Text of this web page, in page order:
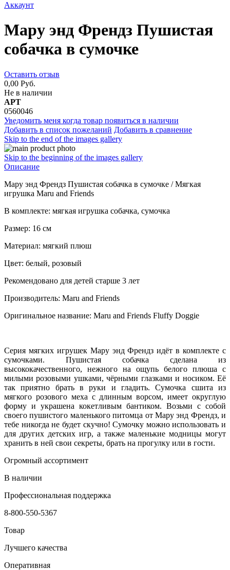
Аккаунт
Мару энд Френдз Пушистая
собачка в сумочке
Оставить отзыв
0,00 Руб.
Не в наличии
АРТ
0560046
Уведомить меня когда товар появиться в наличии
Добавить в список пожеланий Добавить в сравнение
Skip to the end of the images gallery
Skip to the beginning of the images gallery
Описание
Мару энд Френдз Пушистая собачка в сумочке / Мягкая
игрушка Maru and Friends
В комплекте: мягкая игрушка собачка, сумочка
Размер: 16 см
Материал: мягкий плюш
Цвет: белый, розовый
Рекомендовано для детей старше 3 лет
Производитель: Maru and Friends
Оригинальное название: Maru and Friends Fluffy Doggie
Серия мягких игрушек Мару энд Френдз идёт в комплекте с
сумочками. Пушистая собачка сделана из
высококачественного, нежного на ощупь белого плюша с
милыми розовыми ушками, чёрными глазками и носиком. Её
так приятно брать в руки и гладить. Сумочка сшита из
мягкого розового меха с длинным ворсом, имеет округлую
форму и украшена кокетливым бантиком. Возьми с собой
своего пушистого маленького питомца от Мару энд Френдз, и
тебе никогда не будет скучно! Сумочку можно использовать и
для других детских игр, а также маленькие модницы могут
хранить в ней свои секреты, брать на прогулку или в гости.
Огромный ассортимент
В наличии
Профессиональная поддержка
8-800-550-5367
Товар
Лучшего качества
Оперативная